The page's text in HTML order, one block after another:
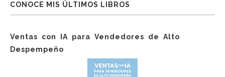
CONOCE MIS ÚLTIMOS LIBROS
Ventas con IA para Vendedores de Alto
Despempeño